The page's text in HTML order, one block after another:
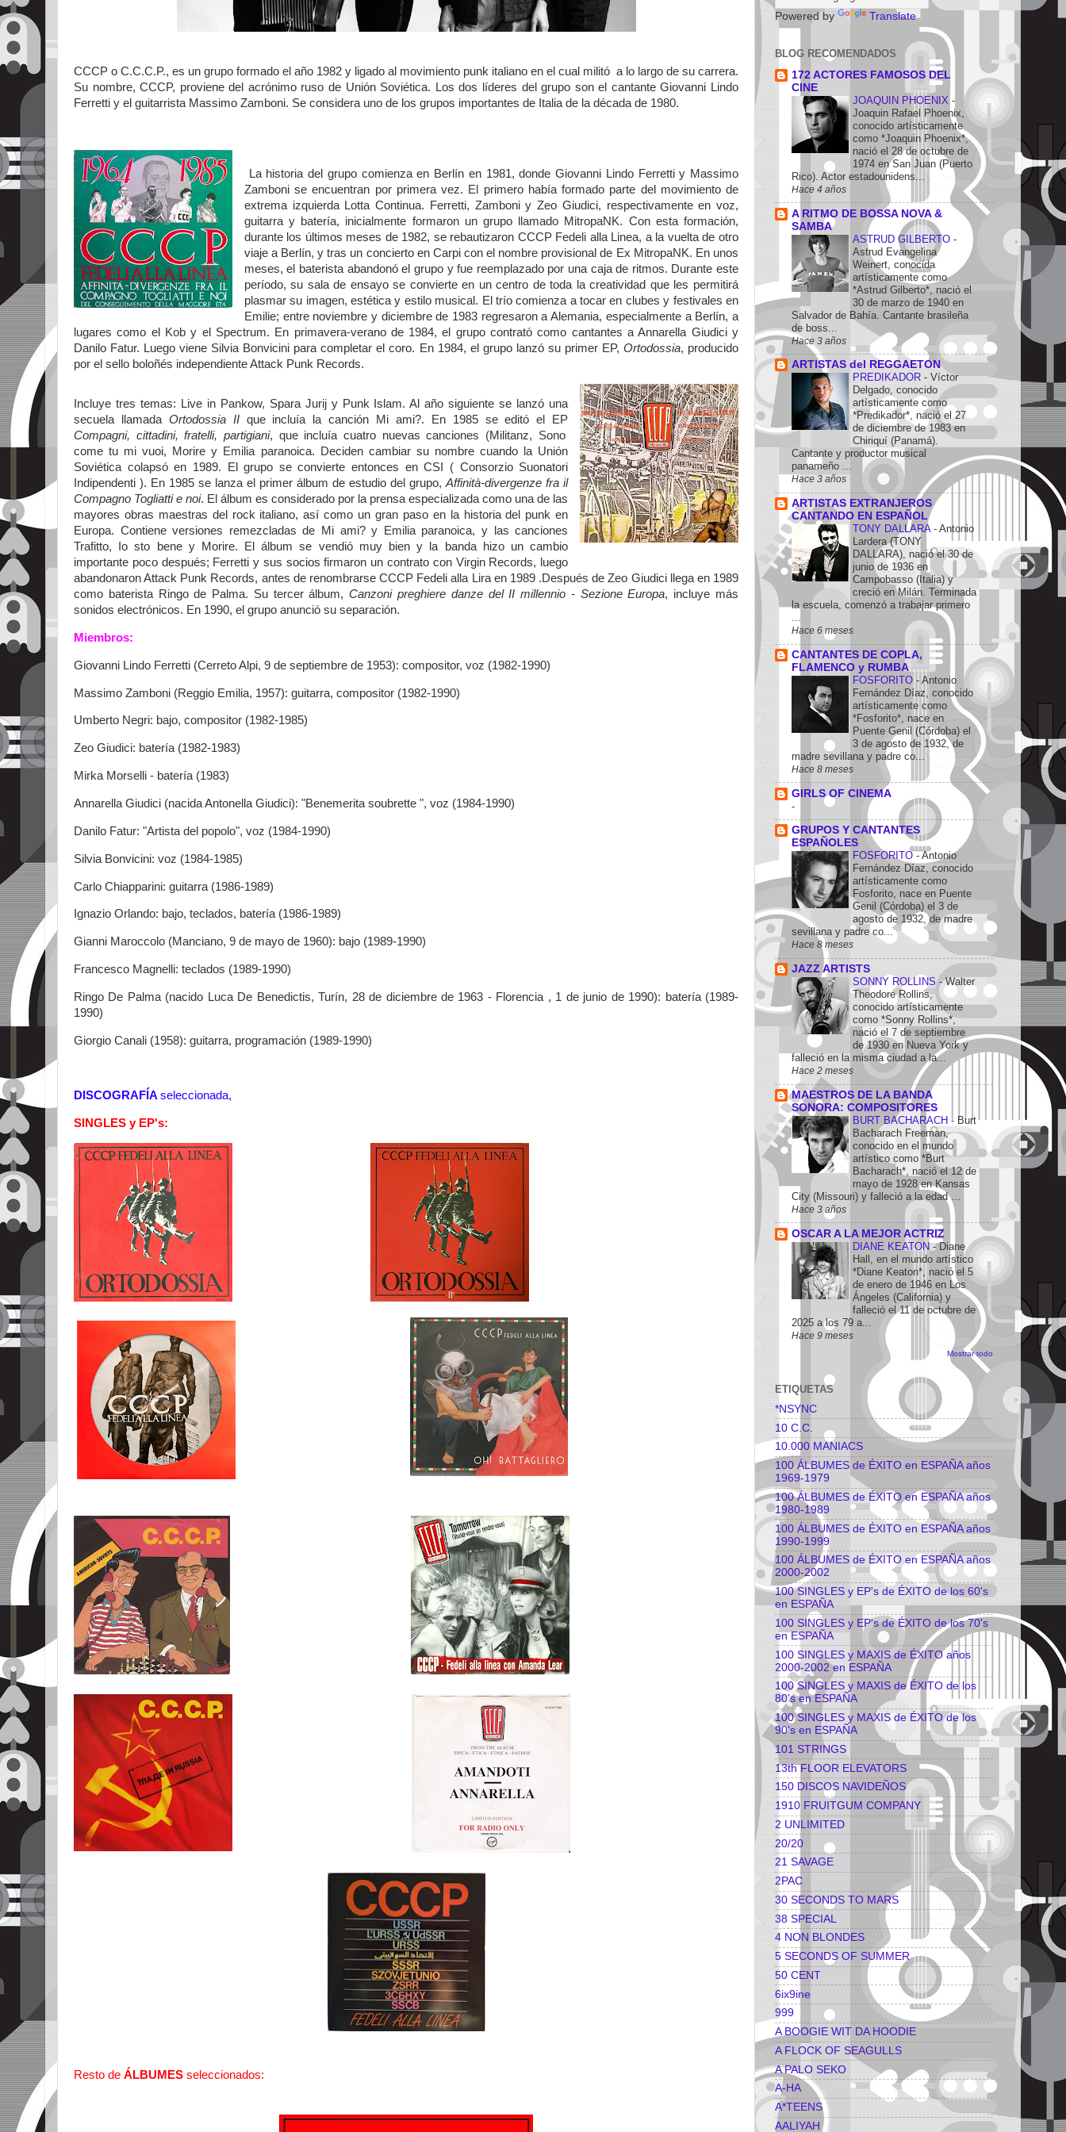
CCCP o C.C.C.P., es un grupo formado el año 1982 y ligado al movimiento punk italiano en el cual militó a lo largo de su carrera.
Su nombre, CCCP, proviene del acrónimo ruso de Unión Soviética. Los dos líderes del grupo son el cantante Giovanni Lindo
Ferretti y el guitarrista Massimo Zamboni. Se considera uno de los grupos importantes de Italia de la década de 1980.
La historia del grupo comienza en Berlín en 1981, donde Giovanni Lindo Ferretti y Massimo
Zamboni se encuentran por primera vez. El primero había formado parte del movimiento de
extrema izquierda Lotta Continua. Ferretti, Zamboni y Zeo Giudici, respectivamente en voz,
guitarra y batería, inicialmente formaron un grupo llamado MitropaNK. Con esta formación,
durante los últimos meses de 1982, se rebautizaron CCCP Fedeli alla Linea, a la vuelta de otro
viaje a Berlín, y tras un concierto en Carpi con el nombre provisional de Ex MitropaNK. En unos
meses, el baterista abandonó el grupo y fue reemplazado por una caja de ritmos. Durante este
período, su sala de ensayo se convierte en un centro de toda la creatividad que les permitirá
plasmar su imagen, estética y estilo musical. El trío comienza a tocar en clubes y festivales en
Emilie; entre noviembre y diciembre de 1983 regresaron a Alemania, especialmente a Berlín, a
lugares como el Kob y el Spectrum. En primavera-verano de 1984, el grupo contrató como cantantes a Annarella Giudici y
Danilo Fatur. Luego viene Silvia Bonvicini para completar el coro. En 1984, el grupo lanzó su primer EP, Ortodossia, producido
por el sello boloñés independiente Attack Punk Records.
Incluye tres temas: Live in Pankow, Spara Jurij y Punk Islam. Al año siguiente se lanzó una
secuela llamadaOrtodossia IIque incluía la canción Mi ami?. En 1985 se editó el EP
Compagni, cittadini, fratelli, partigiani, que incluía cuatro nuevas canciones (Militanz, Sono
come tu mi vuoi, Morire y Emilia paranoica. Deciden cambiar su nombre cuando la Unión
Soviética colapsó en 1989. El grupo se convierte entonces en CSI ( Consorzio Suonatori
Indipendenti ). En 1985 se lanza el primer álbum de estudio del grupo,Affinità-divergenze fra il
Compagno Togliatti e noi. El álbum es considerado por la prensa especializada como una de las
mayores obras maestras del rock italiano, así como un gran paso en la historia del punk en
Europa. Contiene versiones remezcladas de Mi ami? y Emilia paranoica, y las canciones
Trafitto, Io sto bene y Morire. El álbum se vendió muy bien y la banda hizo un cambio
importante poco después; Ferretti y sus socios firmaron un contrato con Virgin Records, luego
abandonaron Attack Punk Records, antes de renombrarse CCCP Fedeli alla Lira en 1989 .Después de Zeo Giudici llega en 1989
como baterista Ringo de Palma. Su tercer álbum,Canzoni preghiere danze del II millennio - Sezione Europa, incluye más
sonidos electrónicos. En 1990, el grupo anunció su separación.
Miembros:
Giovanni Lindo Ferretti (Cerreto Alpi, 9 de septiembre de 1953): compositor, voz (1982-1990)
Massimo Zamboni (Reggio Emilia, 1957): guitarra, compositor (1982-1990)
Umberto Negri: bajo, compositor (1982-1985)
Zeo Giudici: batería (1982-1983)
Mirka Morselli - batería (1983)
Annarella Giudici (nacida Antonella Giudici): "Benemerita soubrette ", voz (1984-1990)
Danilo Fatur: "Artista del popolo", voz (1984-1990)
Silvia Bonvicini: voz (1984-1985)
Carlo Chiapparini: guitarra (1986-1989)
Ignazio Orlando: bajo, teclados, batería (1986-1989)
Gianni Maroccolo (Manciano, 9 de mayo de 1960): bajo (1989-1990)
Francesco Magnelli: teclados (1989-1990)
Ringo De Palma (nacido Luca De Benedictis, Turín, 28 de diciembre de 1963 - Florencia , 1 de junio de 1990): batería (1989-
1990)
Giorgio Canali (1958): guitarra, programación (1989-1990)
DISCOGRAFÍAseleccionada,
SINGLES y EP's:
Resto de ÁLBUMES seleccionados:
Powered by Translate
BLOG RECOMENDADOS
172 ACTORES FAMOSOS DEL
CINE
JOAQUIN PHOENIX -
Joaquin Rafael Phoenix,
conocido artísticamente
como *Joaquin Phoenix*,
nació el 28 de octubre de
1974 en San Juan (Puerto
Rico). Actor estadounidens...
Hace 4 años
A RITMO DE BOSSA NOVA &
SAMBA
ASTRUD GILBERTO -
Astrud Evangelina
Weinert, conocida
artísticamente como
*Astrud Gilberto*, nació el
30 de marzo de 1940 en
Salvador de Bahía. Cantante brasileña
de boss...
Hace 3 años
ARTISTAS del REGGAETON
PREDIKADOR - Víctor
Delgado, conocido
artísticamente como
*Predikador*, nació el 27
de diciembre de 1983 en
Chiriquí (Panamá).
Cantante y productor musical
panameño ...
Hace 3 años
ARTISTAS EXTRANJEROS
CANTANDO EN ESPAÑOL
TONY DALLARA - Antonio
Lardera (TONY
DALLARA), nació el 30 de
junio de 1936 en
Campobasso (Italia) y
creció en Milán. Terminada
la escuela, comenzó a trabajar primero
...
Hace 6 meses
CANTANTES DE COPLA,
FLAMENCO y RUMBA
FOSFORITO - Antonio
Fernández Díaz, conocido
artísticamente como
*Fosforito*, nace en
Puente Genil (Córdoba) el
3 de agosto de 1932, de
madre sevillana y padre co...
Hace 8 meses
GIRLS OF CINEMA
-
GRUPOS Y CANTANTES
ESPAÑOLES
FOSFORITO-Antonio
Fernández Díaz, conocido
artísticamente como
Fosforito, nace en Puente
Genil (Córdoba) el 3 de
agosto de 1932, de madre
sevillana y padre co...
Hace 8 meses
JAZZ ARTISTS
SONNY ROLLINS-Walter
Theodore Rollins,
conocido artísticamente
como *Sonny Rollins*,
nació el 7 de septiembre
de 1930 en Nueva York y
falleció en la misma ciudad a la...
Hace 2 meses
MAESTROS DE LA BANDA
SONORA: COMPOSITORES
BURT BACHARACH - Burt
Bacharach Freeman,
conocido en el mundo
artístico como *Burt
Bacharach*, nació el 12 de
mayo de 1928 en Kansas
City (Missouri) y falleció a la edad ...
Hace 3 años
OSCAR A LA MEJOR ACTRIZ
DIANE KEATON-Diane
Hall, en el mundo artístico
*Diane Keaton*, nació el 5
de enero de 1946 en Los
Ángeles (California) y
falleció el 11 de octubre de
2025 a los 79 a...
Hace 9 meses
Mostrar todo
ETIQUETAS
*NSYNC
10 C.C.
10.000 MANIACS
100 ÁLBUMES de ÉXITO en ESPAÑA años
1969-1979
100 ÁLBUMES de ÉXITO en ESPAÑA años
1980-1989
100 ÁLBUMES de ÉXITO en ESPAÑA años
1990-1999
100 ÁLBUMES de ÉXITO en ESPAÑA años
2000-2002
100 SINGLES y EP's de ÉXITO de los 60's
en ESPAÑA
100 SINGLES y EP's de ÉXITO de los 70's
en ESPAÑA
100 SINGLES y MAXIS de ÉXITO años
2000-2002 en ESPAÑA
100 SINGLES y MAXIS de ÉXITO de los
80's en ESPAÑA
100 SINGLES y MAXIS de ÉXITO de los
90's en ESPAÑA
101 STRINGS
13th FLOOR ELEVATORS
150 DISCOS NAVIDEÑOS
1910 FRUITGUM COMPANY
2 UNLIMITED
20/20
21 SAVAGE
2PAC
30 SECONDS TO MARS
38 SPECIAL
4 NON BLONDES
5 SECONDS OF SUMMER
50 CENT
6ix9ine
999
A BOOGIE WIT DA HOODIE
A FLOCK OF SEAGULLS
A PALO SEKO
A-HA
A*TEENS
AALIYAH